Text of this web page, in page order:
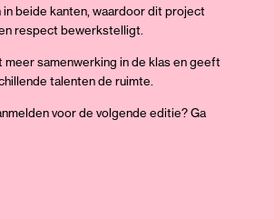
in beide kanten, waardoor dit project
respect bewerkstelligt.
samenwerking in de klas en geeft
talenten de ruimte.
voor de volgende editie? Ga